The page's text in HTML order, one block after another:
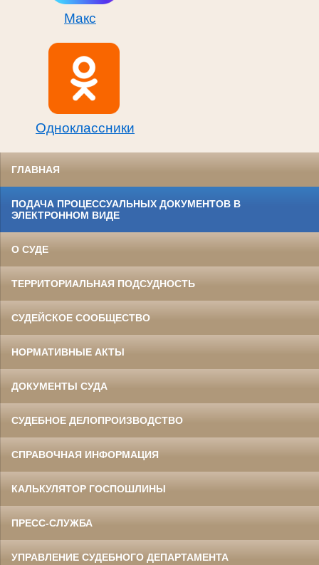
Макс
Одноклассники
ГЛАВНАЯ
ПОДАЧА ПРОЦЕССУАЛЬНЫХ ДОКУМЕНТОВ В
ЭЛЕКТРОННОМ ВИДЕ
О СУДЕ
ТЕРРИТОРИАЛЬНАЯ ПОДСУДНОСТЬ
СУДЕЙСКОЕ СООБЩЕСТВО
НОРМАТИВНЫЕ АКТЫ
ДОКУМЕНТЫ СУДА
СУДЕБНОЕ ДЕЛОПРОИЗВОДСТВО
СПРАВОЧНАЯ ИНФОРМАЦИЯ
КАЛЬКУЛЯТОР ГОСПОШЛИНЫ
ПРЕСС-СЛУЖБА
УПРАВЛЕНИЕ СУДЕБНОГО ДЕПАРТАМЕНТА